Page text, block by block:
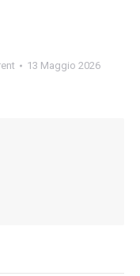
13 Maggio 2026